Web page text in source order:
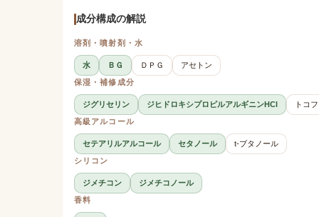
成分構成の解説
溶剤・噴射剤・水
水 ＢＧ ＤＰＧ
アセトン
保湿・補修成分
ジグリセリン ジヒドロキシプロピルアルギニンHCl
トコ
高級アルコール
セテアリルアルコール セタノール
t-ブタノール
シリコン
ジメチコン
ジメチコノール
香料